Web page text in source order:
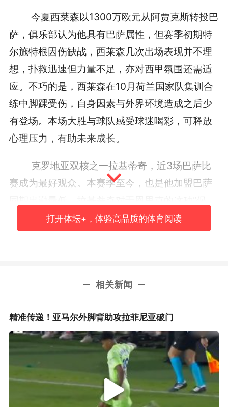
今夏西莱森以1300万欧元从阿贾克斯转投巴
萨，俱乐部认为他具有巴萨属性，但赛季初期特
尔施特根因伤缺战，西莱森几次出场表现并不理
想，扑救迅速但力量不足，亦对西甲氛围还需适
应。不巧的是，西莱森在10月荷兰国家队集训合
练中脚踝受伤，自身因素与外界环境造成之后少
有登场。本场大胜与球队感受球迷喝彩，可释放
心理压力，有助未来成长。
克罗地亚双核之一拉基蒂奇，近3场巴萨比
赛成为最好观众。本赛季至今，也是他加盟巴萨
护”产生情绪，特别在“国家德比”被提前换下，他
与队友表示非常伤心。或许恩里克为确保赛季后
人人都要好心情，就这么简单。
又上演帽子戏法？这句话我们总习惯形容梅
西，但今夜却是图兰。赛季至今，图兰为巴萨打
进11球其中2次戴帽，成为队内第三射手。今夜图
兰以三种方式得分（头球冲顶、门前抽射，彩虹
挂角）事实上，图兰参与巴萨本场全部7个进球
（创造点球，助攻迪涅与帕科，拉菲尼亚的进球
打开体坛+，体验高品质的体育阅读
相关新闻
精准传递！亚马尔外脚背助攻拉菲尼亚破门